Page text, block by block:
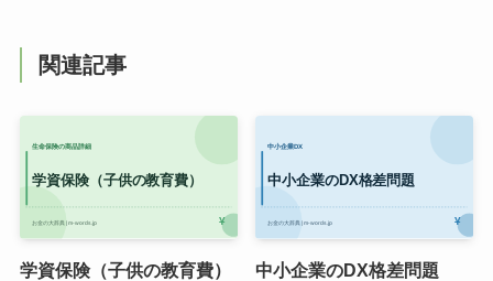
関連記事
学資保険（子供の教育費） 中小企業のDX格差問題